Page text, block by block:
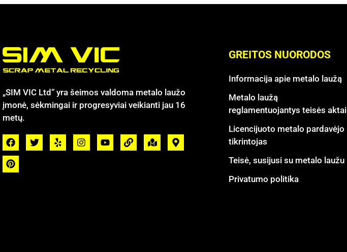
„SIM VIC Ltd“ yra šeimos valdoma metalo laužo
įmonė, sėkmingai ir progresyviai veikianti jau 16
metų.
GREITOS NUORODOS
Informacija apie metalo laužą
Metalo laužą
reglamentuojantys teisės aktai
Licencijuoto metalo pardavėjo
tikrintojas
Teisė, susijusi su metalo laužu
Privatumo politika